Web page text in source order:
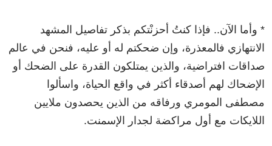
* وأما الآن.. فإذا كنتُ أحزنْتكم بذكر تفاصيل المشهد
الانتهازي فالمعذرة، وإن ضحكتم له أو عليه، فنحن في عالم
صداقات افتراضية، والذين يمتلكون القدرة على الضحك أو
الإضحاك لهم أصدقاء أكثر في واقع الحياة، واسألوا
مصطفى المومري ورفاقه من الذين يحصدون ملايين
اللايكات مع أول مراكضة لجدار الإسمنت.